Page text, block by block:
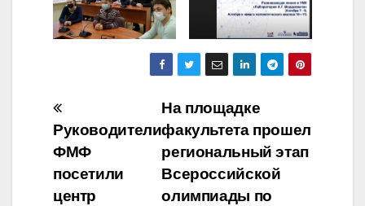
Навигация
по
записям
На площадке
факультета прошел
региональный этап
Всероссийской
олимпиады по
Руководители
ФМФ
посетили
центр